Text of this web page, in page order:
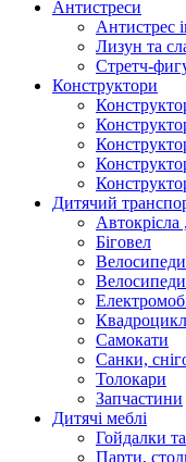
Антистреси
Антистрес
Лизун та
Стретч-
Конструктори
Дитячий
Автокрісла
Біговел
Велосипеди
Велосипеди
Самокати
Санки,
Толокари
Запчастини
Дитячі меблі
Гойдалки
Парти,